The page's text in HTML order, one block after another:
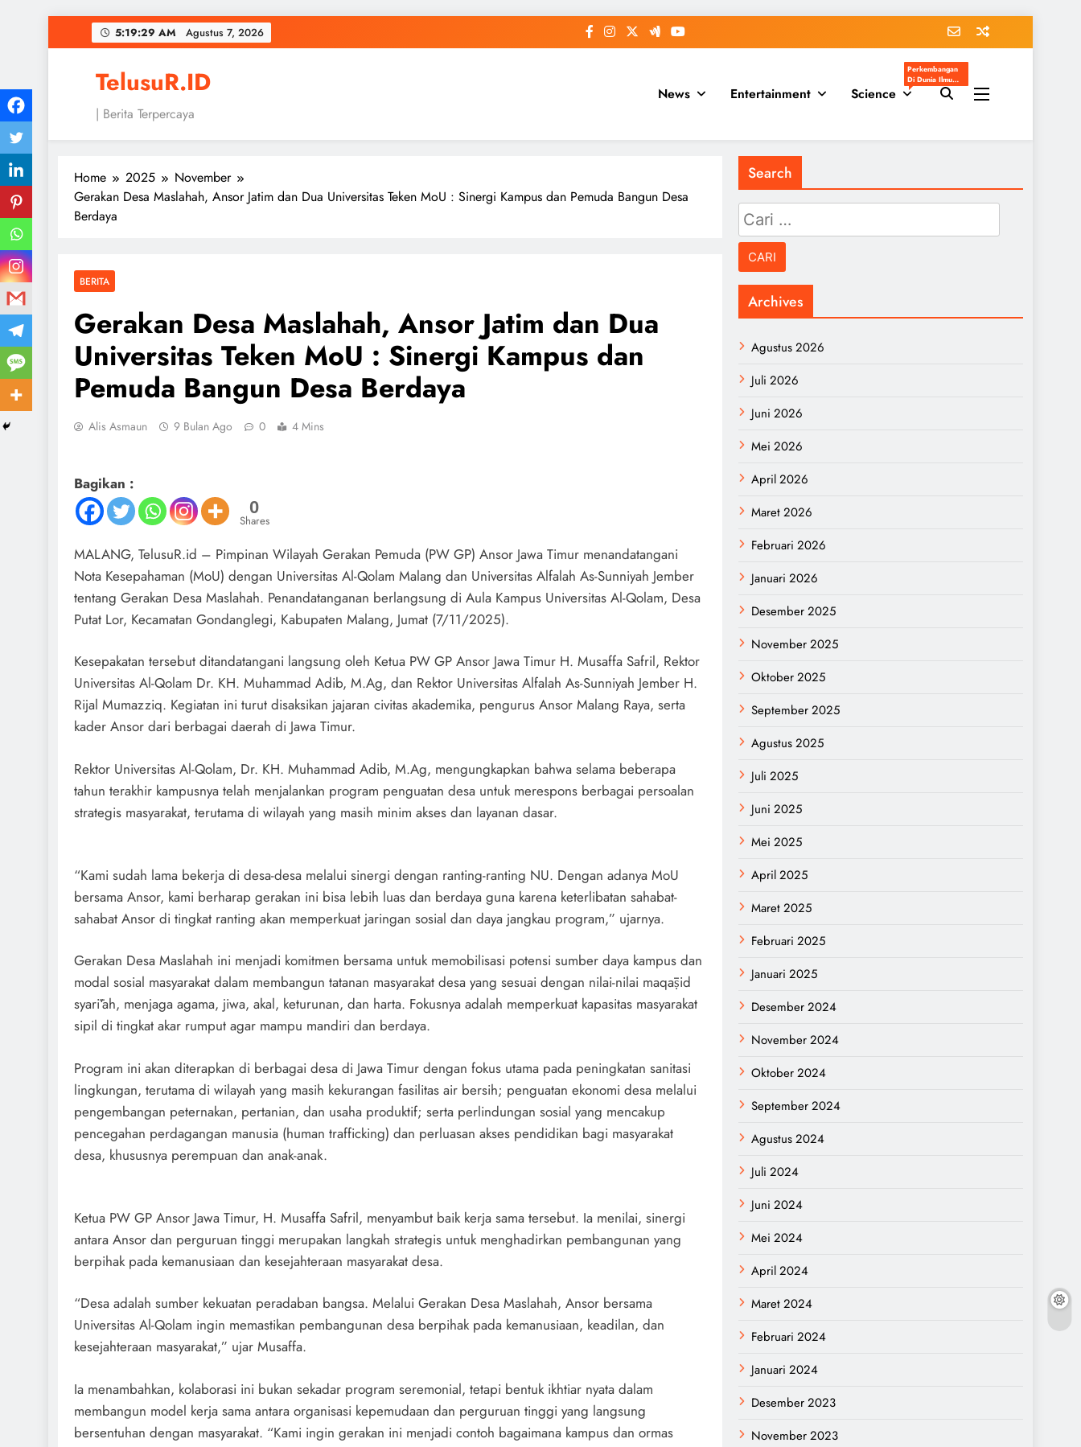
to
5:19:30 AM Agustus 7, 2026
TelusuR.ID
| Berita Terpercaya
News Entertainment Science
Perkembangan
Di Dunia Ilmu
Pengetahuan
Populer
Home 2025
November
Gerakan Desa Maslahah, Ansor Jatim dan Dua Universitas Teken MoU : Sinergi Kampus dan Pemuda Bangun Desa
Berdaya
BERITA
Gerakan Desa Maslahah, Ansor Jatim dan Dua
Universitas Teken MoU : Sinergi Kampus dan
Pemuda Bangun Desa Berdaya
Alis Asmaun 9 Bulan Ago 0 4 Mins
Bagikan :
0
Shares
MALANG, TelusuR.id – Pimpinan Wilayah Gerakan Pemuda (PW GP) Ansor Jawa Timur menandatangani
Nota Kesepahaman (MoU) dengan Universitas Al-Qolam Malang dan Universitas Alfalah As-Sunniyah Jember
tentang Gerakan Desa Maslahah. Penandatanganan berlangsung di Aula Kampus Universitas Al-Qolam, Desa
Putat Lor, Kecamatan Gondanglegi, Kabupaten Malang, Jumat (7/11/2025).
Kesepakatan tersebut ditandatangani langsung oleh Ketua PW GP Ansor Jawa Timur H. Musaffa Safril, Rektor
Universitas Al-Qolam Dr. KH. Muhammad Adib, M.Ag, dan Rektor Universitas Alfalah As-Sunniyah Jember H.
Rijal Mumazziq. Kegiatan ini turut disaksikan jajaran civitas akademika, pengurus Ansor Malang Raya, serta
kader Ansor dari berbagai daerah di Jawa Timur.
Rektor Universitas Al-Qolam, Dr. KH. Muhammad Adib, M.Ag, mengungkapkan bahwa selama beberapa
tahun terakhir kampusnya telah menjalankan program penguatan desa untuk merespons berbagai persoalan
strategis masyarakat, terutama di wilayah yang masih minim akses dan layanan dasar.
“Kami sudah lama bekerja di desa-desa melalui sinergi dengan ranting-ranting NU. Dengan adanya MoU
bersama Ansor, kami berharap gerakan ini bisa lebih luas dan berdaya guna karena keterlibatan sahabat-
sahabat Ansor di tingkat ranting akan memperkuat jaringan sosial dan daya jangkau program,” ujarnya.
Gerakan Desa Maslahah ini menjadi komitmen bersama untuk memobilisasi potensi sumber daya kampus dan
modal sosial masyarakat dalam membangun tatanan masyarakat desa yang sesuai dengan nilai-nilai maqāṣid
syarī‘ah, menjaga agama, jiwa, akal, keturunan, dan harta. Fokusnya adalah memperkuat kapasitas masyarakat
sipil di tingkat akar rumput agar mampu mandiri dan berdaya.
Program ini akan diterapkan di berbagai desa di Jawa Timur dengan fokus utama pada peningkatan sanitasi
lingkungan, terutama di wilayah yang masih kekurangan fasilitas air bersih; penguatan ekonomi desa melalui
pengembangan peternakan, pertanian, dan usaha produktif; serta perlindungan sosial yang mencakup
pencegahan perdagangan manusia (human trafficking) dan perluasan akses pendidikan bagi masyarakat
desa, khususnya perempuan dan anak-anak.
Ketua PW GP Ansor Jawa Timur, H. Musaffa Safril, menyambut baik kerja sama tersebut. Ia menilai, sinergi
antara Ansor dan perguruan tinggi merupakan langkah strategis untuk menghadirkan pembangunan yang
berpihak pada kemanusiaan dan kesejahteraan masyarakat desa.
“Desa adalah sumber kekuatan peradaban bangsa. Melalui Gerakan Desa Maslahah, Ansor bersama
Universitas Al-Qolam ingin memastikan pembangunan desa berpihak pada kemanusiaan, keadilan, dan
kesejahteraan masyarakat,” ujar Musaffa.
Ia menambahkan, kolaborasi ini bukan sekadar program seremonial, tetapi bentuk ikhtiar nyata dalam
membangun model kerja sama antara organisasi kepemudaan dan perguruan tinggi yang langsung
bersentuhan dengan masyarakat. “Kami ingin gerakan ini menjadi contoh bagaimana kampus dan ormas
Search
Cari
untuk:
Archives
Agustus 2026
Juli 2026
Juni 2026
Mei 2026
April 2026
Maret 2026
Februari 2026
Januari 2026
Desember 2025
November 2025
Oktober 2025
September 2025
Agustus 2025
Juli 2025
Juni 2025
Mei 2025
April 2025
Maret 2025
Februari 2025
Januari 2025
Desember 2024
November 2024
Oktober 2024
September 2024
Agustus 2024
Juli 2024
Juni 2024
Mei 2024
April 2024
Maret 2024
Februari 2024
Januari 2024
Desember 2023
November 2023